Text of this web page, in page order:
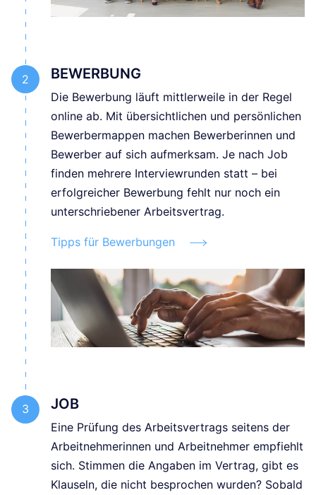
BEWERBUNG
Die Bewerbung läuft mittlerweile in der Regel
online ab. Mit übersichtlichen und persönlichen
Bewerbermappen machen Bewerberinnen und
Bewerber auf sich aufmerksam. Je nach Job
finden mehrere Interviewrunden statt – bei
erfolgreicher Bewerbung fehlt nur noch ein
unterschriebener Arbeitsvertrag.
Tipps für Bewerbungen
JOB
Eine Prüfung des Arbeitsvertrags seitens der
Arbeitnehmerinnen und Arbeitnehmer empfiehlt
sich. Stimmen die Angaben im Vertrag, gibt es
Klauseln, die nicht besprochen wurden? Sobald